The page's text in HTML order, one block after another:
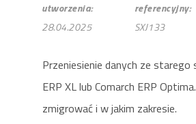
utworzenia:
28.04.2025
referencyjny:
SXJ133
Przeniesienie danych ze starego
ERP XL lub Comarch ERP
zmigrować i w jakim zakresie.